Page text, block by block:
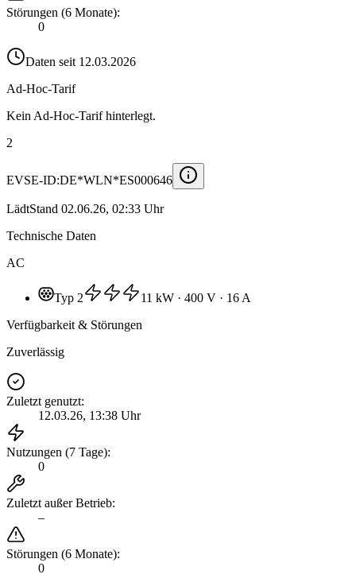
Störungen (6 Monate):
0
Daten seit 12.03.2026
Ad-Hoc-Tarif
Kein Ad-Hoc-Tarif hinterlegt.
2
EVSE-ID:DE*WLN*ES000646
LädtStand 02.06.26, 02:33 Uhr
Technische Daten
AC
Typ 2 11 kW · 400 V · 16 A
Verfügbarkeit & Störungen
Zuverlässig
Zuletzt genutzt:
12.03.26, 13:38 Uhr
Nutzungen (7 Tage):
0
Zuletzt außer Betrieb:
–
Störungen (6 Monate):
0